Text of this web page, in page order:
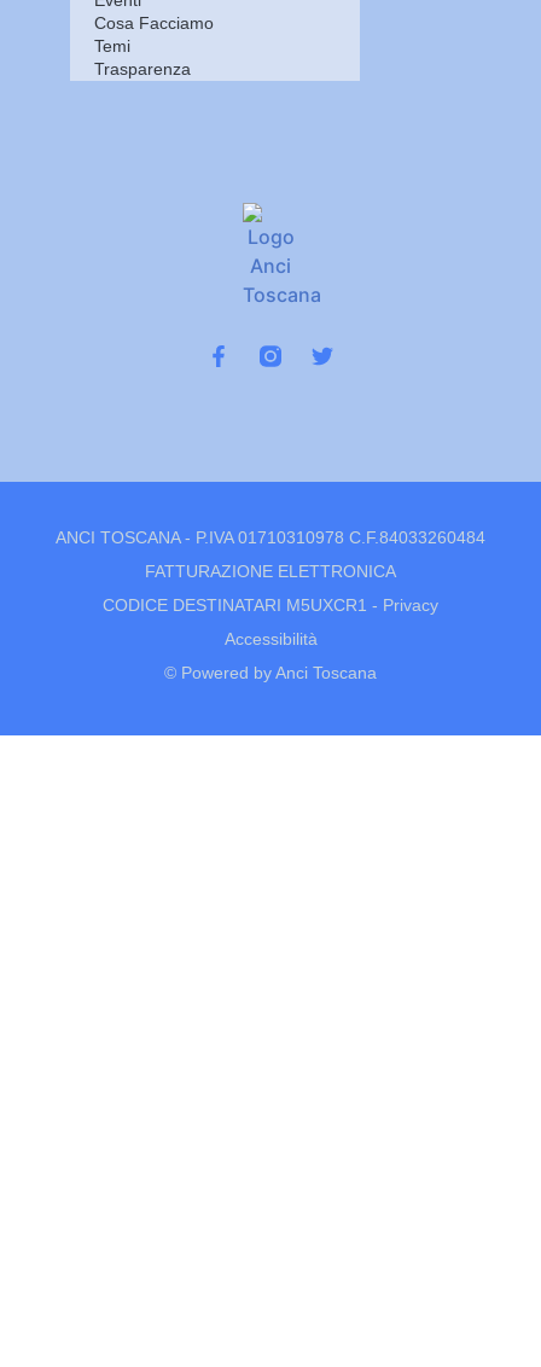
Cosa Facciamo
Temi
Trasparenza
ANCI TOSCANA - P.IVA 01710310978 C.F.84033260484
FATTURAZIONE ELETTRONICA
CODICE DESTINATARI M5UXCR1 - Privacy
Accessibilità
© Powered by Anci Toscana